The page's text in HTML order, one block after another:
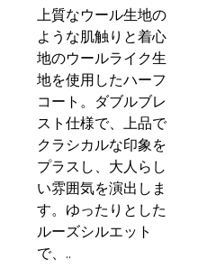
上質なウール生地の
ような肌触りと着心
地のウールライク生
地を使用したハーフ
コート。ダブルブレ
スト仕様で、上品で
クラシカルな印象を
プラスし、大人らし
い雰囲気を演出しま
す。ゆったりとした
ルーズシルエット
で、..